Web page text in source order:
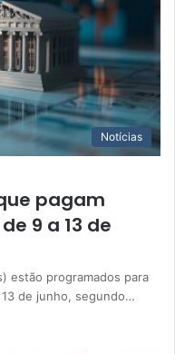
Notícias
pagam
9 a 13 de
estão programados para
de junho, segundo…